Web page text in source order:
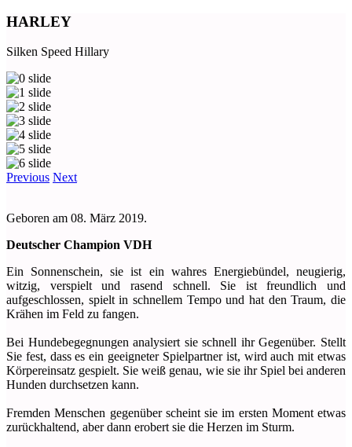
HARLEY
Silken Speed Hillary
Previous Next
Geboren am 08. März 2019.
Deutscher Champion VDH
Ein Sonnenschein, sie ist ein wahres Energiebündel, neugierig,
witzig, verspielt und rasend schnell. Sie ist freundlich und
aufgeschlossen, spielt in schnellem Tempo und hat den Traum, die
Krähen im Feld zu fangen.
Bei Hundebegegnungen analysiert sie schnell ihr Gegenüber. Stellt
Sie fest, dass es ein geeigneter Spielpartner ist, wird auch mit etwas
Körpereinsatz gespielt. Sie weiß genau, wie sie ihr Spiel bei anderen
Hunden durchsetzen kann.
Fremden Menschen gegenüber scheint sie im ersten Moment etwas
zurückhaltend, aber dann erobert sie die Herzen im Sturm.